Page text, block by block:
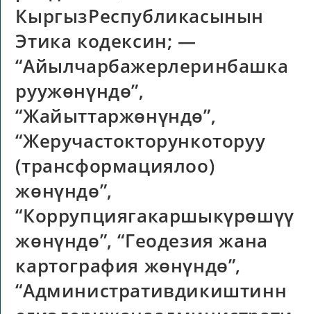
КыргызРеспубликасынын
Этика кодексин; —
“Айылчарбажерлеринбашка
руужөнүндө”,
“Жайыттаржөнүндө”,
“Жеручастокторункоторуу
(трансформациялоо)
жөнүндө”,
“Коррупциягакаршыкүрөшүү
жөнүндө”, “Геодезия жана
картография жөнүндө”,
“Административдикиштинн